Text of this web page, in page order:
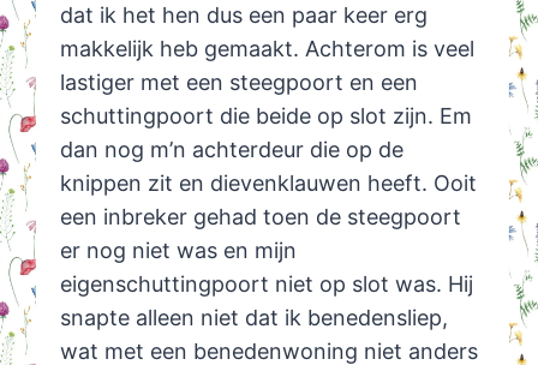
dat ik het hen dus een paar keer erg
makkelijk heb gemaakt. Achterom is veel
lastiger met een steegpoort en een
schuttingpoort die beide op slot zijn. Em
dan nog m’n achterdeur die op de
knippen zit en dievenklauwen heeft. Ooit
een inbreker gehad toen de steegpoort
er nog niet was en mijn
eigenschuttingpoort niet op slot was. Hij
snapte alleen niet dat ik benedensliep,
wat met een benedenwoning niet anders